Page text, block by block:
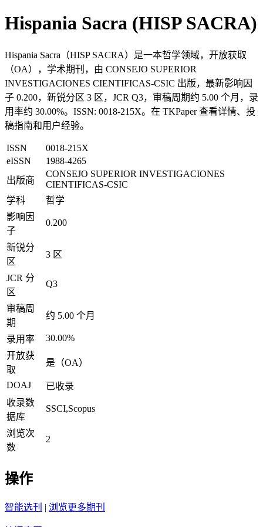
Hispania Sacra (HISP SACRA)
Hispania Sacra（HISP SACRA）是一本哲学领域，开放获取
（OA），学术期刊，由 CONSEJO SUPERIOR
INVESTIGACIONES CIENTIFICAS-CSIC 出版，最新影响因
子 0.200，新锐分区 3 区，JCR Q3，审稿周期约 5.00 个月，录
用率约 30.00%。ISSN: 0018-215X。在 TKPaper 查看详情、投
稿指南和用户经验。
ISSN
0018-215X
eISSN
1988-4265
出版商
CONSEJO SUPERIOR INVESTIGACIONES
CIENTIFICAS-CSIC
学科
哲学
影响因
子
0.200
新锐分
区
3 区
JCR 分
区
Q3
审稿周
期
约 5.00 个月
录用率
30.00%
开放获
取
是（OA）
DOAJ
已收录
收录数
据库
SSCI,Scopus
浏览次
数
2
操作
智能选刊 | 浏览更多期刊